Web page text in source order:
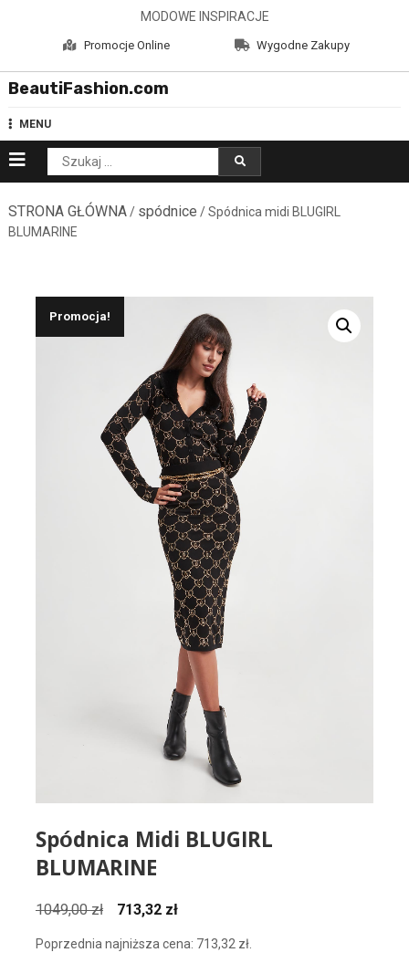
MODOWE INSPIRACJE
Promocje Online Wygodne Zakupy
BeautiFashion.com
MENU
Szukaj:
STRONA GŁÓWNA/ spódnice / Spódnica midi BLUGIRL
BLUMARINE
Promocja!
Spódnica Midi BLUGIRL
BLUMARINE
1049,00zł
Pierwotna
wynosiła:
713,32 złAktualna
wynosi:
Poprzednia najniższa cena: 713,32 zł.